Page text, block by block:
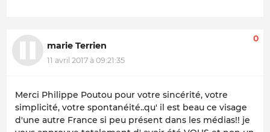
marie Terrien
11 avril 2017 à 09:21:35
0
Merci Philippe Poutou pour votre sincérité, votre
simplicité, votre spontanéité..qu' il est beau ce visage
d'une autre France si peu présent dans les médias!! je